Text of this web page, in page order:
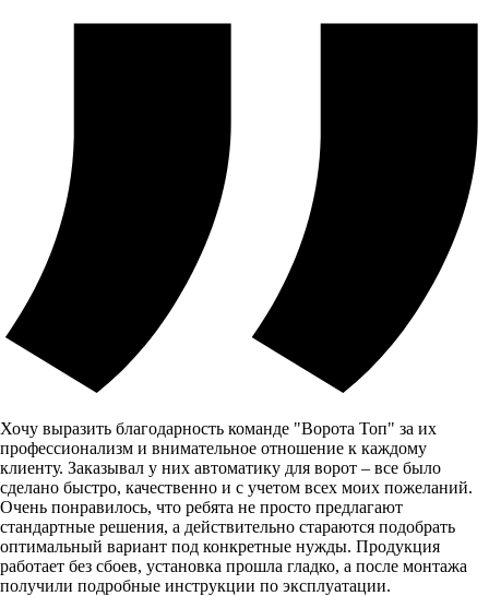
Хочу выразить благодарность команде "Ворота Топ" за их
профессионализм и внимательное отношение к каждому
клиенту. Заказывал у них автоматику для ворот – все было
сделано быстро, качественно и с учетом всех моих пожеланий.
Очень понравилось, что ребята не просто предлагают
стандартные решения, а действительно стараются подобрать
оптимальный вариант под конкретные нужды. Продукция
работает без сбоев, установка прошла гладко, а после монтажа
получили подробные инструкции по эксплуатации.